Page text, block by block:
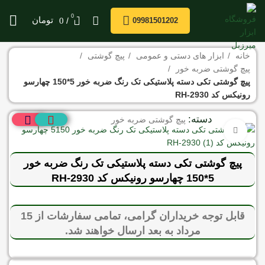
09981501202
0
/
0 تومان
خانه ابزار های دستی و عمومی
پیچ گوشتی
پیچ گوشتی ضربه خور
پیچ گوشتی تکی دسته پلاستیکی تک رنگ ضربه خور 5*150 چهارسو
رونیکس کد RH-2930
دسته: پیچ گوشتی ضربه خور
برای بزرگنمایی کلیک کنید
پیچ گوشتی تکی دسته پلاستیکی تک رنگ ضربه خور
5*150 چهارسو رونیکس کد RH-2930
قابل توجه خریداران گرامی، تمامی سفارشات از 15
مرداد به بعد ارسال خواهند شد.